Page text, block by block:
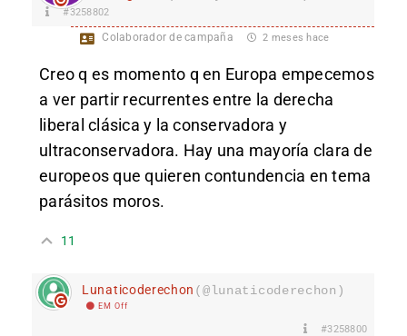
#3258802
Colaborador de campaña 2 meses hace
Creo q es momento q en Europa empecemos
a ver partir recurrentes entre la derecha
liberal clásica y la conservadora y
ultraconservadora. Hay una mayoría clara de
europeos que quieren contundencia en tema
parásitos moros.
11
Lunaticoderechon (@lunaticoderechon)
EM Off
#3258800